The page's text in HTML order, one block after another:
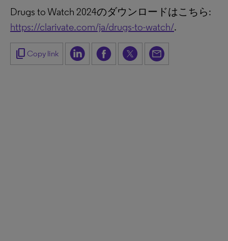
Drugs to Watch 2024のダウンロードはこちら:
https://clarivate.com/ja/drugs-to-watch/.
content_copy Copy link